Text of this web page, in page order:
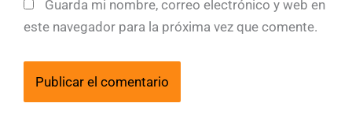
Guarda mi nombre, correo electrónico y web en
este navegador para la próxima vez que comente.